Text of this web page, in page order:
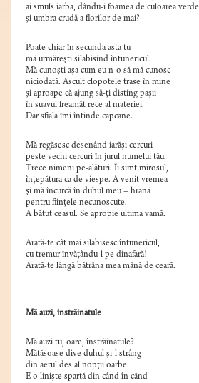
ai smuls iarba, dându-i foamea de culoarea verde
şi umbra crudă a florilor de mai?
Poate chiar în secunda asta tu
mă urmăreşti silabisind întunericul.
Mă cunoşti aşa cum eu n-o să mă cunosc
niciodată. Ascult clopotele trase în mine
şi aproape că ajung să-ţi disting paşii
în suavul freamăt rece al materiei.
Dar sfiala îmi întinde capcane.
Mă regăsesc desenând iarăşi cercuri
peste vechi cercuri în jurul numelui tău.
Trece nimeni pe-alături. Îi simt mirosul,
înţepătura ca de viespe. A venit vremea
şi mă încurcă în duhul meu – hrană
pentru fiinţele necunoscute.
A bătut ceasul. Se apropie ultima vamă.
Arată-te cât mai silabisesc întunericul,
cu tremur învăţându-l pe dinafară!
Arată-te lângă bătrâna mea mână de ceară.
Mă auzi, înstrăinatule
Mă auzi tu, oare, înstrăinatule?
Mătăsoase dive duhul şi-l strâng
din aerul des al nopţii oarbe.
E o linişte spartă din când în când